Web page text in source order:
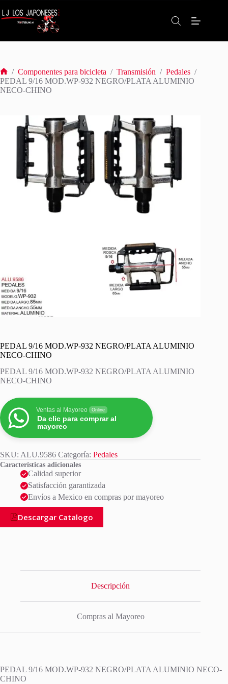
al
contenido
Inicio
/ Componentes para bicicleta / Transmisión / Pedales /
PEDAL 9/16 MOD.WP-932 NEGRO/PLATA ALUMINIO
NECO-CHINO
PEDAL 9/16 MOD.WP-932 NEGRO/PLATA ALUMINIO
NECO-CHINO
PEDAL 9/16 MOD.WP-932 NEGRO/PLATA ALUMINIO
NECO-CHINO
Ventas al Mayoreo Online
Da clic para comprar al
mayoreo
SKU: ALU.9586 Categoría: Pedales
Características adicionales
Calidad superior
Satisfacción garantizada
Envíos a Mexico en compras por mayoreo
Descargar Catalogo
Descripción
Compras al Mayoreo
PEDAL 9/16 MOD.WP-932 NEGRO/PLATA ALUMINIO NECO-
CHINO